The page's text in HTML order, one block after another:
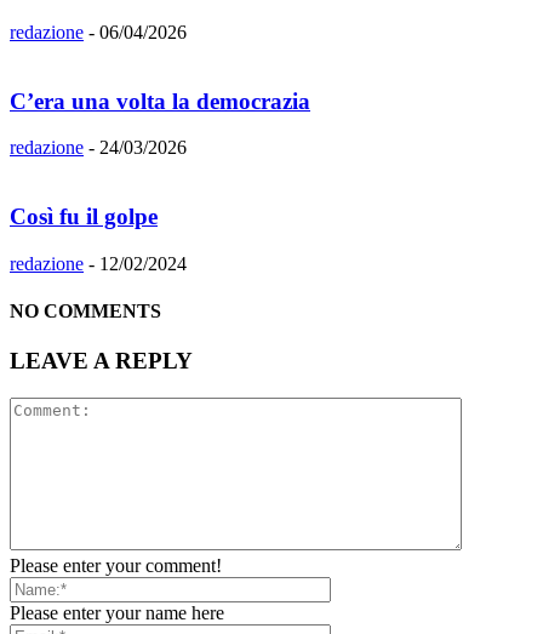
redazione - 06/04/2026
C’era una volta la democrazia
redazione - 24/03/2026
Così fu il golpe
redazione - 12/02/2024
NO COMMENTS
LEAVE A REPLY
Please enter your comment!
Please enter your name here